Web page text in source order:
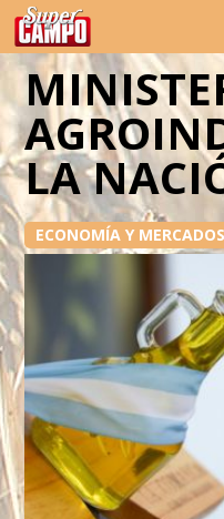
Temas de hoy
LA
ECONOMÍA Y MERCADOS